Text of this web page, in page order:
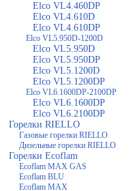
Elco VL4.460DP
Elco VL4.610D
Elco VL4.610DP
Elco VL5.950D-1200D
Elco VL5.950D
Elco VL5.950DP
Elco VL5.1200D
Elco VL5.1200DP
Elco VL6.1600DP-2100DP
Elco VL6.1600DP
Elco VL6.2100DP
Горелки RIELLO
Газовые горелки RIELLO
Дизельные горелки RIELLO
Горелки Ecoflam
Ecoflam MAX GAS
Ecoflam BLU
Ecoflam MAX